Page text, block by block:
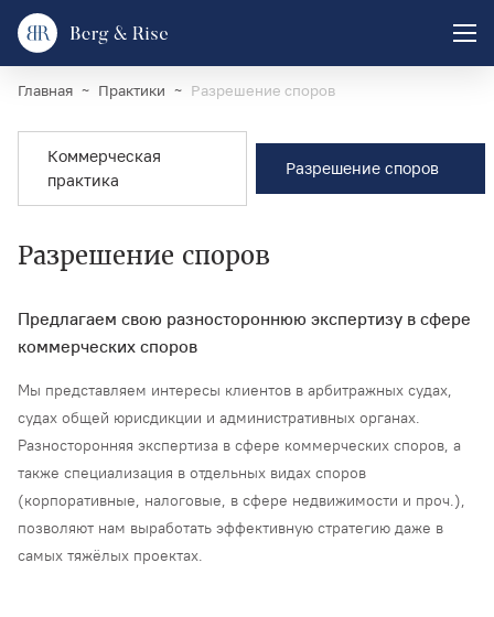
Главная Практики Разрешение споров
Коммерческая
практика
Разрешение споров
Разрешение споров
Предлагаем свою разностороннюю экспертизу в сфере
коммерческих споров
Мы представляем интересы клиентов в арбитражных судах,
судах общей юрисдикции и административных органах.
Разносторонняя экспертиза в сфере коммерческих споров, а
также специализация в отдельных видах споров
(корпоративные, налоговые, в сфере недвижимости и проч.),
позволяют нам выработать эффективную стратегию даже в
самых тяжёлых проектах.